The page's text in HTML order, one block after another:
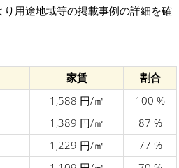
用途地域等の掲載事例の詳細を確
家賃
割合
1,588 円/㎡
100 %
1,389 円/㎡
87 %
1,229 円/㎡
77 %